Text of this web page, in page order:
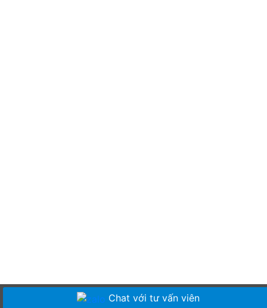
Chat với tư vấn viên